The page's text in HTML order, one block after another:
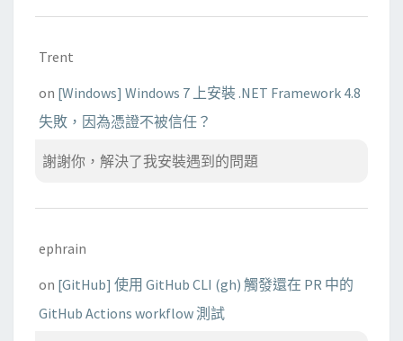
Trent
on [Windows] Windows 7 上安裝 .NET Framework 4.8
失敗，因為憑證不被信任？
謝謝你，解決了我安裝遇到的問題
ephrain
on [GitHub] 使用 GitHub CLI (gh) 觸發還在 PR 中的
GitHub Actions workflow 測試